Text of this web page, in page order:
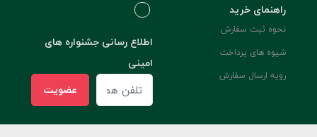
راهنمای خرید
نحوه ثبت سفارش
شیوه های پرداخت
رویه ارسال سفارش
اطلاع رسانی جشنواره های
امینی
عضویت